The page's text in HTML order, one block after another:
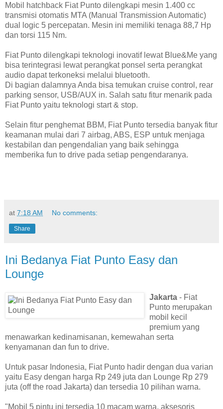
Mobil hatchback Fiat Punto dilengkapi mesin 1.400 cc
transmisi otomatis MTA (Manual Transmission Automatic)
dual logic 5 percepatan. Mesin ini memiliki tenaga 88,7 Hp
dan torsi 115 Nm.
Fiat Punto dilengkapi teknologi inovatif lewat Blue&Me yang
bisa terintegrasi lewat perangkat ponsel serta perangkat
audio dapat terkoneksi melalui bluetooth.
Di bagian dalamnya Anda bisa temukan cruise control, rear
parking sensor, USB/AUX in. Salah satu fitur menarik pada
Fiat Punto yaitu teknologi start & stop.
Selain fitur penghemat BBM, Fiat Punto tersedia banyak fitur
keamanan mulai dari 7 airbag, ABS, ESP untuk menjaga
kestabilan dan pengendalian yang baik sehingga
memberika fun to drive pada setiap pengendaranya.
at 7:18 AM No comments:
Share
Ini Bedanya Fiat Punto Easy dan
Lounge
Jakarta - Fiat
Punto merupakan
mobil kecil
premium yang
menawarkan kedinamisanan, kemewahan serta
kenyamanan dan fun to drive.
Untuk pasar Indonesia, Fiat Punto hadir dengan dua varian
yaitu Easy dengan harga Rp 249 juta dan Lounge Rp 279
juta (off the road Jakarta) dan tersedia 10 pilihan warna.
"Mobil 5 pintu ini tersedia 10 macam warna, aksesoris